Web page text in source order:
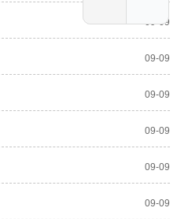
09-09
09-09
09-09
09-09
09-09
09-09